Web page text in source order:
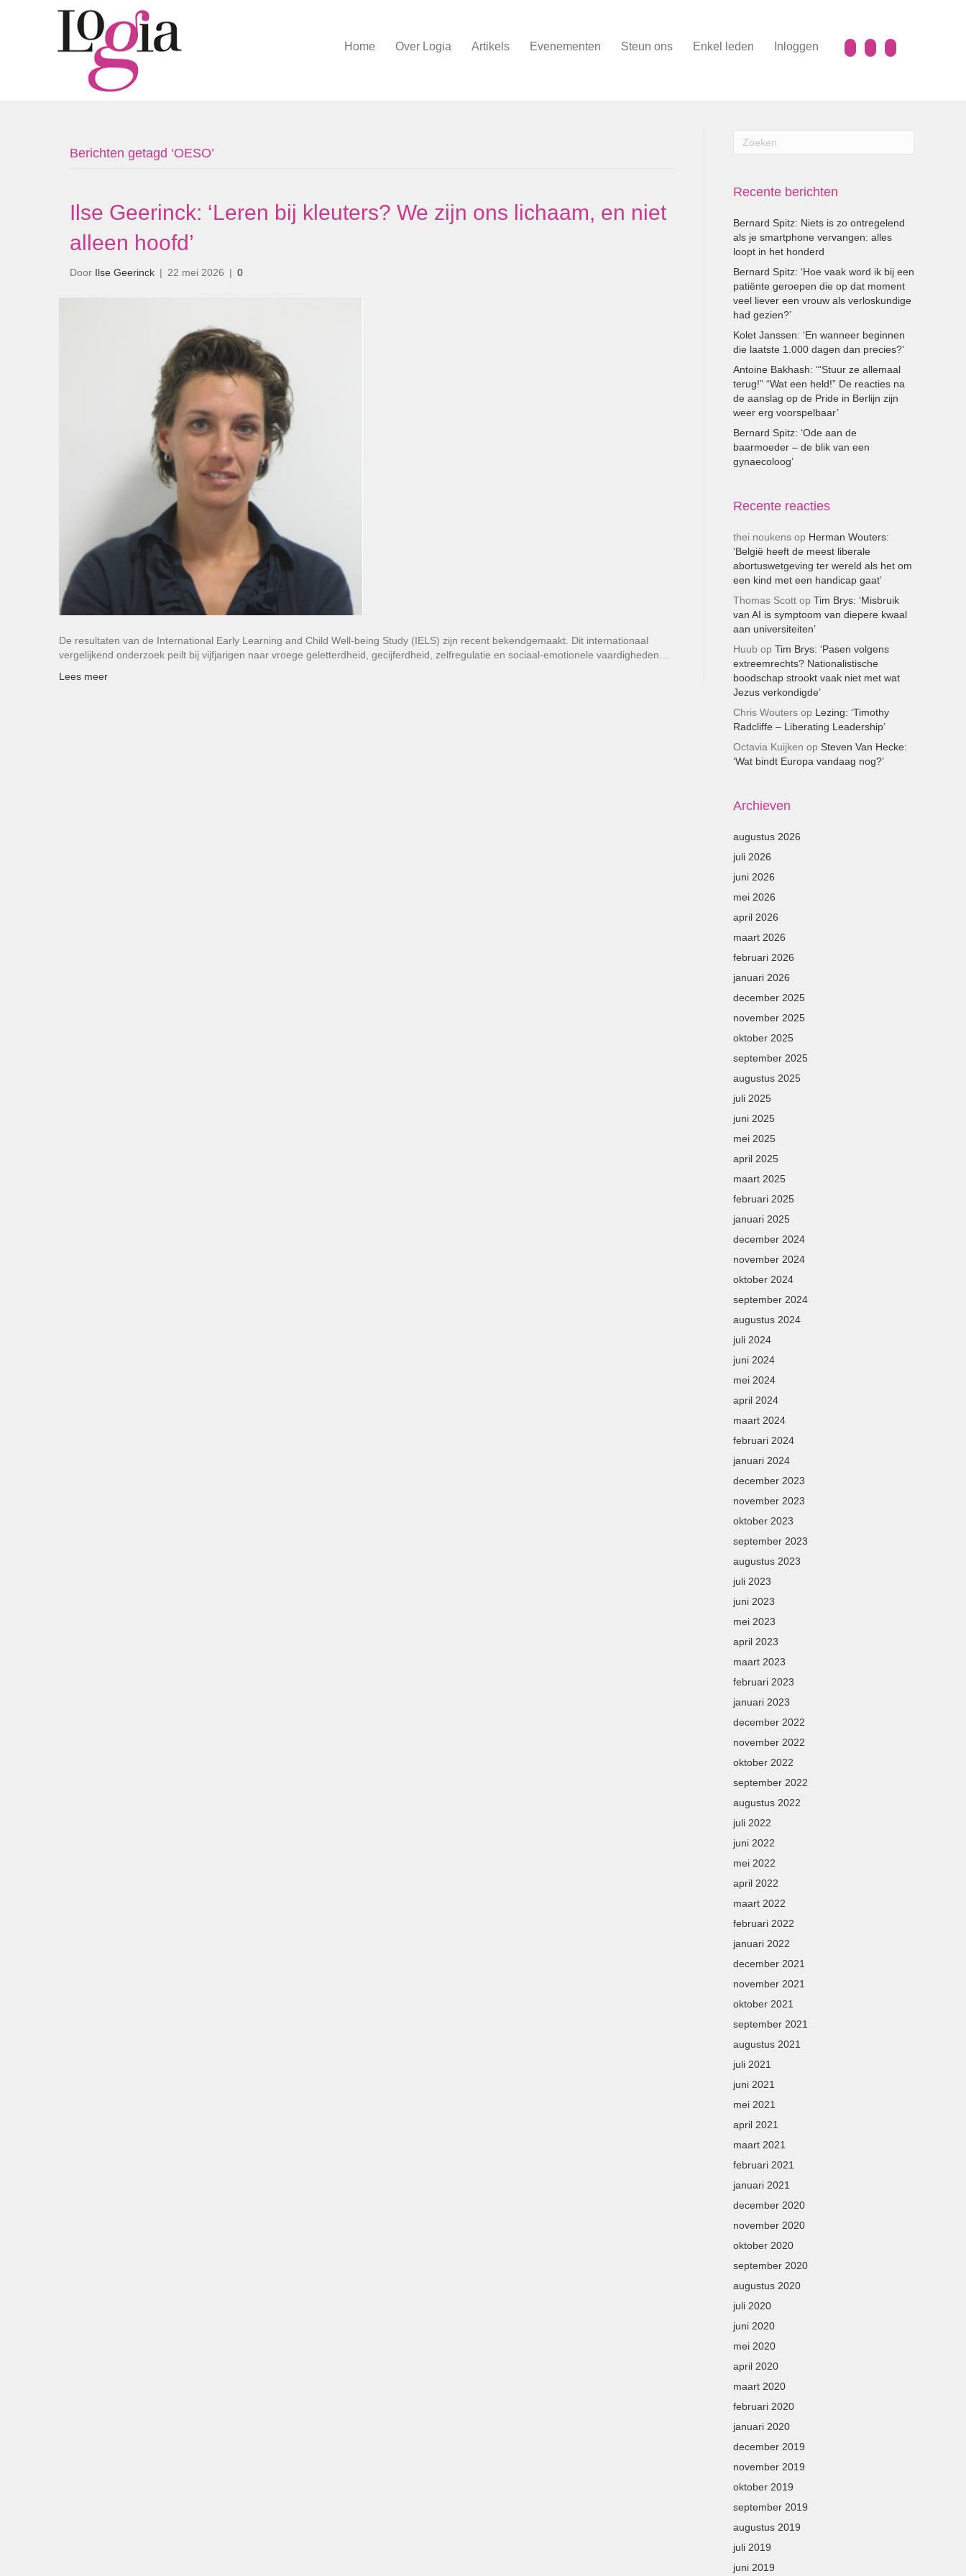
Home Over Logia Artikels Evenementen Steun ons Enkel leden Inloggen
Berichten getagd ‘OESO’
Ilse Geerinck: ‘Leren bij kleuters? We zijn ons lichaam, en niet
alleen hoofd’
Door Ilse Geerinck | 22 mei 2026 | 0
De resultaten van de International Early Learning and Child Well-being Study (IELS) zijn recent bekendgemaakt. Dit internationaal
vergelijkend onderzoek peilt bij vijfjarigen naar vroege geletterdheid, gecijferdheid, zelfregulatie en sociaal-emotionele vaardigheden…
Lees meer
Recente berichten
Bernard Spitz: Niets is zo ontregelend
als je smartphone vervangen: alles
loopt in het honderd
Bernard Spitz: ‘Hoe vaak word ik bij een
patiënte geroepen die op dat moment
veel liever een vrouw als verloskundige
had gezien?’
Kolet Janssen: ‘En wanneer beginnen
die laatste 1.000 dagen dan precies?’
Antoine Bakhash: ‘“Stuur ze allemaal
terug!” “Wat een held!” De reacties na
de aanslag op de Pride in Berlijn zijn
weer erg voorspelbaar’
Bernard Spitz: ‘Ode aan de
baarmoeder – de blik van een
gynaecoloog’
Recente reacties
thei noukensop Herman Wouters:
‘België heeft de meest liberale
abortuswetgeving ter wereld als het om
een kind met een handicap gaat’
Thomas Scottop Tim Brys: ‘Misbruik
van AI is symptoom van diepere kwaal
aan universiteiten’
Huub op Tim Brys: ‘Pasen volgens
extreemrechts? Nationalistische
boodschap strookt vaak niet met wat
Jezus verkondigde’
Chris Woutersop Lezing: ‘Timothy
Radcliffe – Liberating Leadership’
Octavia Kuijken op Steven Van Hecke:
‘Wat bindt Europa vandaag nog?’
Archieven
augustus 2026
juli 2026
juni 2026
mei 2026
april 2026
maart 2026
februari 2026
januari 2026
december 2025
november 2025
oktober 2025
september 2025
augustus 2025
juli 2025
juni 2025
mei 2025
april 2025
maart 2025
februari 2025
januari 2025
december 2024
november 2024
oktober 2024
september 2024
augustus 2024
juli 2024
juni 2024
mei 2024
april 2024
maart 2024
februari 2024
januari 2024
december 2023
november 2023
oktober 2023
september 2023
augustus 2023
juli 2023
juni 2023
mei 2023
april 2023
maart 2023
februari 2023
januari 2023
december 2022
november 2022
oktober 2022
september 2022
augustus 2022
juli 2022
juni 2022
mei 2022
april 2022
maart 2022
februari 2022
januari 2022
december 2021
november 2021
oktober 2021
september 2021
augustus 2021
juli 2021
juni 2021
mei 2021
april 2021
maart 2021
februari 2021
januari 2021
december 2020
november 2020
oktober 2020
september 2020
augustus 2020
juli 2020
juni 2020
mei 2020
april 2020
maart 2020
februari 2020
januari 2020
december 2019
november 2019
oktober 2019
september 2019
augustus 2019
juli 2019
juni 2019